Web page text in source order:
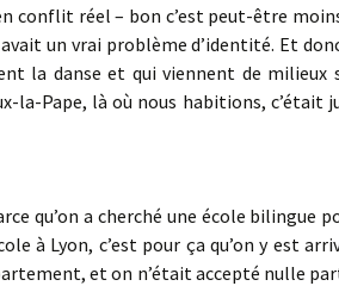
conflit réel – bon c’est peut-être
un vrai problème d’identité. Et
la danse et qui viennent de milieux
la-Pape, là où nous habitions, c’était
qu’on a cherché une école bilingue
à Lyon, c’est pour ça qu’on y est
et on n’était accepté nulle